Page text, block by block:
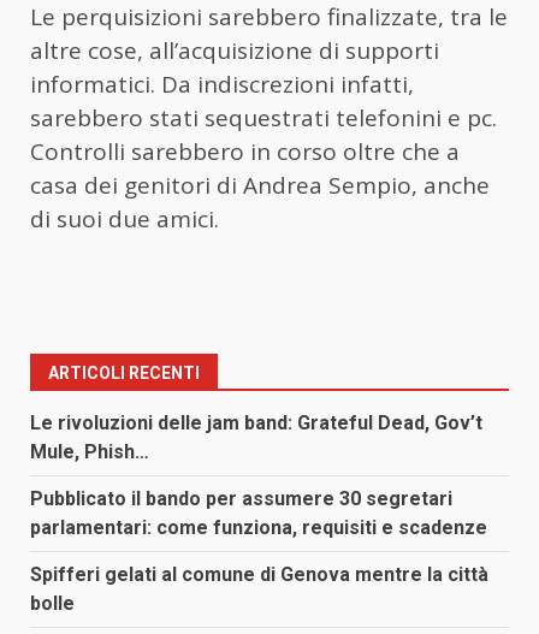
Le perquisizioni sarebbero finalizzate, tra le
altre cose, all’acquisizione di supporti
informatici. Da indiscrezioni infatti,
sarebbero stati sequestrati telefonini e pc.
Controlli sarebbero in corso oltre che a
casa dei genitori di Andrea Sempio, anche
di suoi due amici.
ARTICOLI RECENTI
Le rivoluzioni delle jam band: Grateful Dead, Gov’t
Mule, Phish…
Pubblicato il bando per assumere 30 segretari
parlamentari: come funziona, requisiti e scadenze
Spifferi gelati al comune di Genova mentre la città
bolle